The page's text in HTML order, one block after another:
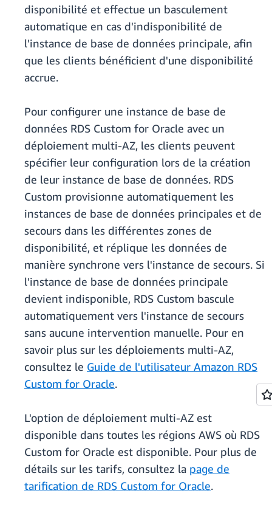
disponibilité et effectue un basculement
automatique en cas d'indisponibilité de
l'instance de base de données principale, afin
que les clients bénéficient d'une disponibilité
accrue.
Pour configurer une instance de base de
données RDS Custom for Oracle avec un
déploiement multi-AZ, les clients peuvent
spécifier leur configuration lors de la création
de leur instance de base de données. RDS
Custom provisionne automatiquement les
instances de base de données principales et de
secours dans les différentes zones de
disponibilité, et réplique les données de
manière synchrone vers l'instance de secours. Si
l'instance de base de données principale
devient indisponible, RDS Custom bascule
automatiquement vers l'instance de secours
sans aucune intervention manuelle. Pour en
savoir plus sur les déploiements multi-AZ,
consultez le Guide de l'utilisateur Amazon RDS
Custom for Oracle.
L'option de déploiement multi-AZ est
disponible dans toutes les régions AWS où RDS
Custom for Oracle est disponible. Pour plus de
détails sur les tarifs, consultez la page de
tarification de RDS Custom for Oracle.